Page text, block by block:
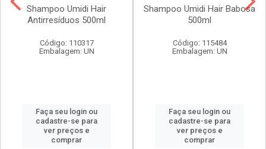
Shampoo Umidi Hair
Antirresíduos 500ml
Código: 110317
Embalagem: UN
Faça seu login ou
cadastre-se para
ver preços e
comprar
Shampoo Umidi Hair Babosa
500ml
Código: 115484
Embalagem: UN
Faça seu login ou
cadastre-se para
ver preços e
comprar